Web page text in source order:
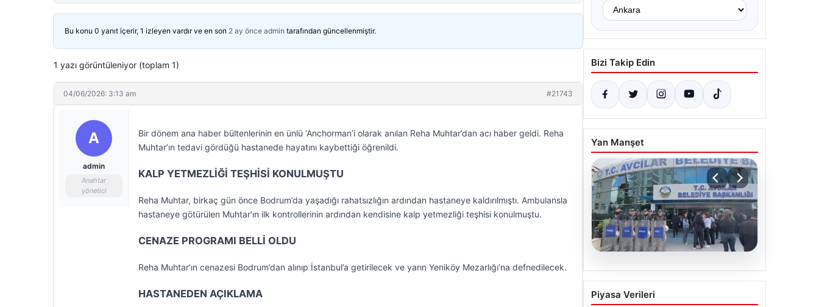
Bu konu 0 yanıt içerir, 1 izleyen vardır ve en son 2 ay önce admin tarafından güncellenmiştir.
1 yazı görüntüleniyor (toplam 1)
04/06/2026: 3:13 am #21743
A
admin
Anahtar
yönetici
Bir dönem ana haber bültenlerinin en ünlü ‘Anchorman’i olarak anılan Reha Muhtar’dan acı haber geldi. Reha
Muhtar’ın tedavi gördüğü hastanede hayatını kaybettiği öğrenildi.
KALP YETMEZLİĞİ TEŞHİSİ KONULMUŞTU
Reha Muhtar, birkaç gün önce Bodrum’da yaşadığı rahatsızlığın ardından hastaneye kaldırılmıştı. Ambulansla
hastaneye götürülen Muhtar’ın ilk kontrollerinin ardından kendisine kalp yetmezliği teşhisi konulmuştu.
CENAZE PROGRAMI BELLİ OLDU
Reha Muhtar’ın cenazesi Bodrum’dan alınıp İstanbul’a getirilecek ve yarın Yeniköy Mezarlığı’na defnedilecek.
HASTANEDEN AÇIKLAMA
Bizi Takip Edin
Yan Manşet
Avcılar Belediyesi’ne
operasyon. 12 şüpheli
Piyasa Verileri